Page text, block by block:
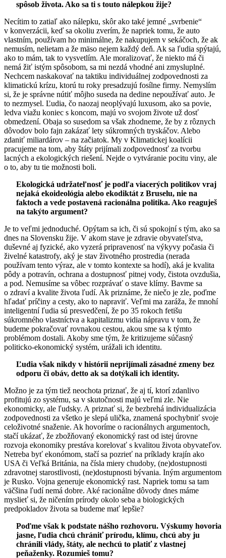
spôsob života. Ako sa ti s touto nálepkou žije?
Necítim to zatiaľ ako nálepku, skôr ako také jemné „svrbenie“
v konverzácii, keď sa okoliu zverím, že napriek tomu, že auto
vlastním, používam ho minimálne, že nakupujem v sekáčoch, že ak
nemusím, nelietam a že mäso nejem každý deň. Ak sa ľudia spýtajú,
ako to mám, tak to vysvetlím. Ale moralizovať, že niekto má či
nemá žiť istým spôsobom, sa mi nezdá vhodné ani zmysluplné.
Nechcem naskakovať na taktiku individuálnej zodpovednosti za
klimatickú krízu, ktorú tu roky presadzujú fosílne firmy. Nemyslím
si, že je správne nútiť môjho suseda na dedine nepoužívať auto. Je
to nezmysel. Ľudia, čo naozaj neoplývajú luxusom, ako sa povie,
ledva viažu koniec s koncom, majú vo svojom živote už dosť
obmedzení. Obaja so susedom sa však zhodneme, že by z rôznych
dôvodov bolo fajn zakázať lety súkromných tryskáčov. Alebo
zdaniť miliardárov – na začiatok. My v Klimatickej koalícii
pracujeme na tom, aby štáty prijímali zodpovednosť za tvorbu
lacných a ekologických riešení. Nejde o vytváranie pocitu viny, ale
o to, aby tu tie možnosti boli.
Ekologická udržateľnosť je podľa viacerých politikov vraj
nejaká ekoideológia alebo ekodiktát z Bruselu, nie na
faktoch a vede postavená racionálna politika. Ako reaguješ
na takýto argument?
Je to veľmi jednoduché. Opýtam sa ich, či sú spokojní s tým, ako sa
dnes na Slovensku žije. V akom stave je zdravie obyvateľstva,
duševné aj fyzické, ako vyzerá pripravenosť na výkyvy počasia či
živelné katastrofy, aký je stav životného prostredia (nerada
používam tento výraz, ale v tomto kontexte sa hodí), aká je kvalita
pôdy a potravín, ochrana a dostupnosť pitnej vody, čistota ovzdušia,
a pod. Nemusíme sa vôbec rozprávať o stave klímy. Bavme sa
o zdraví a kvalite života ľudí. Ak priznáme, že niečo je zle, poďme
hľadať príčiny a cesty, ako to napraviť. Veľmi ma zaráža, že mnohí
inteligentní ľudia sú presvedčení, že po 35 rokoch fetišu
súkromného vlastníctva a kapitalizmu vidia nápravu v tom, že
budeme pokračovať rovnakou cestou, akou sme sa k týmto
problémom dostali. Akoby sme tým, že kritizujeme súčasný
politicko-ekonomický systém, urážali ich identitu.
Ľudia však nikdy v histórii neprijímali zásadné zmeny bez
odporu či obáv, detto ak sa dotýkali ich identity.
Možno je za tým tiež neochota priznať, že aj tí, ktorí zdanlivo
profitujú zo systému, sa v skutočnosti majú veľmi zle. Nie
ekonomicky, ale ľudsky. A priznať si, že bezbrehá individualizácia
zodpovednosti za všetko je slepá ulička, znamená spochybniť svoje
celoživotné snaženie. Ak hovoríme o racionálnych argumentoch,
stačí ukázať, že zbožňovaný ekonomický rast od istej úrovne
rozvoja ekonomiky prestáva korelovať s kvalitou života obyvateľov.
Netreba byť ekonómom, stačí sa pozrieť na príklady krajín ako
USA či Veľká Británia, na čísla miery chudoby, (ne)dostupnosti
zdravotnej starostlivosti, (ne)dostupnosti bývania. Iným argumentom
je Rusko. Vojna generuje ekonomický rast. Napriek tomu sa tam
väčšina ľudí nemá dobre. Aké racionálne dôvody dnes máme
myslieť si, že ničením prírody okolo seba a biologických
predpokladov života sa budeme mať lepšie?
Poďme však k podstate nášho rozhovoru. Výskumy hovoria
jasne, ľudia chcú chrániť prírodu, klímu, chcú aby ju
chránili vlády, štáty, ale nechcú to platiť z vlastnej
peňaženky. Rozumieš tomu?